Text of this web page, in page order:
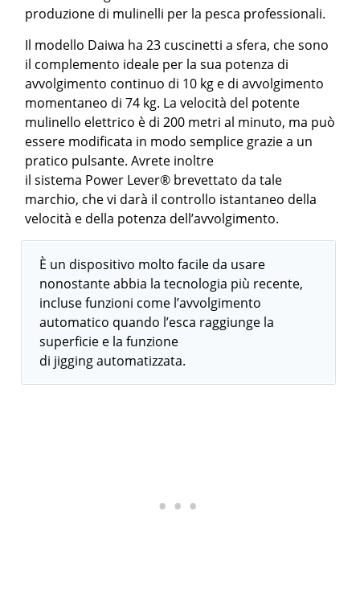
produzione di mulinelli per la pesca professionali.
Il modello Daiwa ha 23 cuscinetti a sfera, che sono
il complemento ideale per la sua potenza di
avvolgimento continuo di 10 kg e di avvolgimento
momentaneo di 74 kg. La velocità del potente
mulinello elettrico è di 200 metri al minuto, ma può
essere modificata in modo semplice grazie a un
pratico pulsante. Avrete inoltre
il sistema Power Lever® brevettato da tale
marchio, che vi darà il controllo istantaneo della
velocità e della potenza dell’avvolgimento.
È un dispositivo molto facile da usare
nonostante abbia la tecnologia più recente,
incluse funzioni come l’avvolgimento
automatico quando l’esca raggiunge la
superficie e la funzione
di jigging automatizzata.